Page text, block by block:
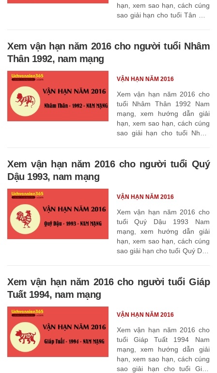
hạn, xem sao hạn, cách cúng
sao giải hạn cho tuổi Tân Mùi
Xem vận hạn năm 2016 cho người tuổi Nhâm
Thân 1992, nam mạng
Xem vận hạn năm 2016 cho
tuổi Nhâm Thân 1992 Nam
mạng, xem hướng dẫn giải
hạn, xem sao hạn, cách cúng
sao giải hạn cho tuổi Nhâm
VẬN HẠN NĂM 2016
Xem vận hạn năm 2016 cho người tuổi Quý
Dậu 1993, nam mạng
Xem vận hạn năm 2016 cho
tuổi Quý Dậu 1993 Nam
mạng, xem hướng dẫn giải
hạn, xem sao hạn, cách cúng
sao giải hạn cho tuổi Quý Dậu
VẬN HẠN NĂM 2016
Xem vận hạn năm 2016 cho người tuổi Giáp
Tuất 1994, nam mạng
Xem vận hạn năm 2016 cho
tuổi Giáp Tuất 1994 Nam
mạng, xem hướng dẫn giải
hạn, xem sao hạn, cách cúng
sao giải hạn cho tuổi Giáp
VẬN HẠN NĂM 2016